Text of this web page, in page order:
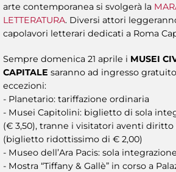
arte contemporanea si svolgerà la
LETTERATURA. Diversi attori
capolavori letterari dedicati a Roma
Sempre domenica 21 aprile i MUSEI
CAPITALE saranno ad ingresso
eccezioni:
- Planetario: tariffazione ordinaria
- Musei Capitolini: biglietto di sola
(€ 3,50), tranne i visitatori aventi diritto
(biglietto ridottissimo di € 2,00)
- Museo dell’Ara Pacis: sola
- Mostra “Tiffany & Gallè” in corso a